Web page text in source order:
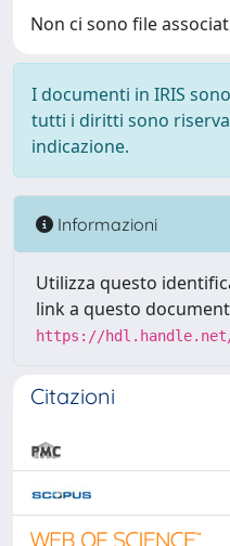
Non ci sono file
I documenti in IRIS
tutti i diritti sono
indicazione.
Informazioni
Utilizza questo
link a questo
https://hdl.handle.net/
Citazioni